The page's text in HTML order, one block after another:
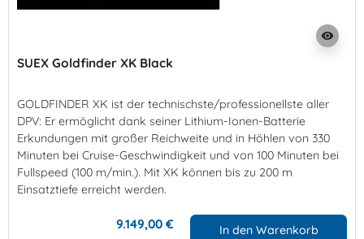
visibility
SUEX Goldfinder XK Black
GOLDFINDER XK ist der technischste/professionellste aller
DPV: Er ermöglicht dank seiner Lithium-Ionen-Batterie
Erkundungen mit großer Reichweite und in Höhlen von 330
Minuten bei Cruise-Geschwindigkeit und von 100 Minuten bei
Fullspeed (100 m/min.). Mit XK können bis zu 200 m
Einsatztiefe erreicht werden.
9.149,00 € In den Warenkorb